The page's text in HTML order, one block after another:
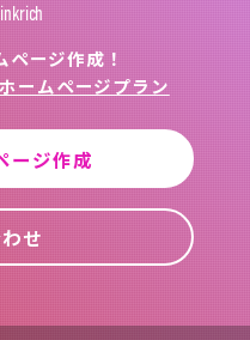
ージ作成！
ームページプラン
ージ作成
せ